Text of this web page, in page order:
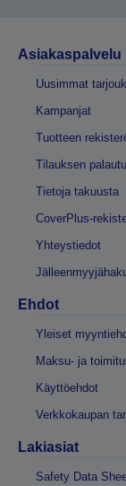
Asiakaspalvelu
Uusimmat
Kampanjat
Tuotteen
Tilauksen
Tietoja takuusta
CoverPlus-
Yhteystiedot
Ehdot
Yleiset
Maksu- ja
Käyttöehdot
Verkkokaupan
Lakiasiat
Safety Data